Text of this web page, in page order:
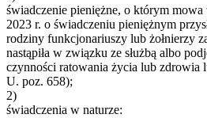
świadczenie pieniężne, o którym
2023 r. o świadczeniu pieniężnym
rodziny funkcjonariuszy lub żołnierzy
nastąpiła w związku ze służbą albo
czynności ratowania życia lub zdrowia
U. poz. 658);
2)
świadczenia w naturze: